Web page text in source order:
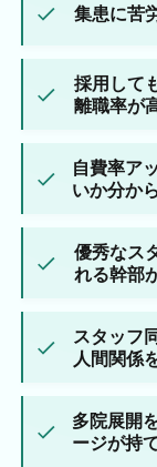
集患に苦
採用して
離職率が
自費率ア
いか分か
優秀なス
れる幹部
スタッフ
人間関係
多院展開
ージが持